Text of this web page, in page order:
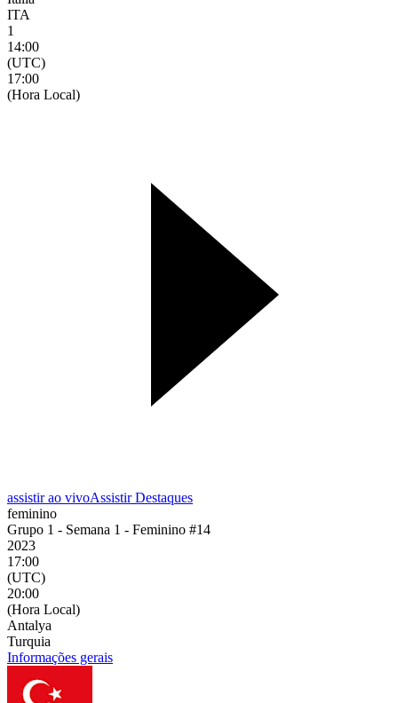
ITA
1
14:00
(UTC)
17:00
(Hora Local)
assistir ao vivoAssistir Destaques
feminino
Grupo 1 - Semana 1 - Feminino #14
2023
17:00
(UTC)
20:00
(Hora Local)
Antalya
Turquia
Informações gerais